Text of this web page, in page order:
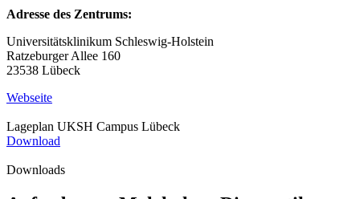
Adresse des Zentrums:
Universitätsklinikum Schleswig-Holstein
Ratzeburger Allee 160
23538 Lübeck
Webseite
Lageplan UKSH Campus Lübeck
Download
Downloads